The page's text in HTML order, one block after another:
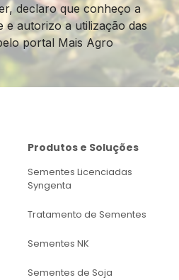
declaro que conheço a
e autorizo a utilização das
portal Mais Agro
Produtos e Soluções
Sementes Licenciadas
Syngenta
Tratamento de Sementes
Sementes NK
Sementes de Soja